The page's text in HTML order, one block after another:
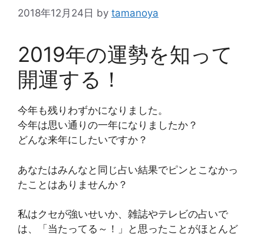
2018年12月24日 by tamanoya
2019年の運勢を知って
開運する！
今年も残りわずかになりました。
今年は思い通りの一年になりましたか？
どんな来年にしたいですか？
あなたはみんなと同じ占い結果でピンとこなかっ
たことはありませんか？
私はクセが強いせいか、雑誌やテレビの占いで
は、「当たってる～！」と思ったことがほとんど